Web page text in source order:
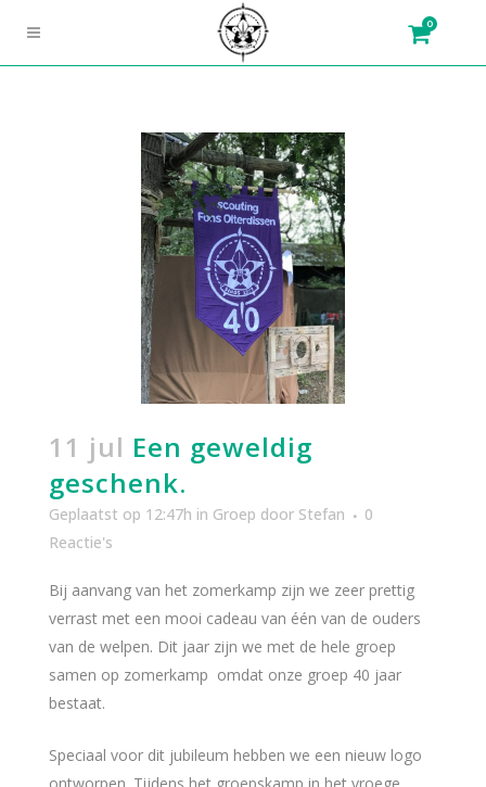
0
11 jul Een geweldig
geschenk.
Geplaatst op 12:47h in Groep door Stefan
0
Reactie's
Bij aanvang van het zomerkamp zijn we zeer prettig
verrast met een mooi cadeau van één van de ouders
van de welpen. Dit jaar zijn we met de hele groep
samen op zomerkamp omdat onze groep 40 jaar
bestaat.
Speciaal voor dit jubileum hebben we een nieuw logo